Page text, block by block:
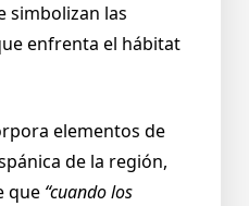
simbolizan las
enfrenta el hábitat
elementos de
de la región,
que “cuando los